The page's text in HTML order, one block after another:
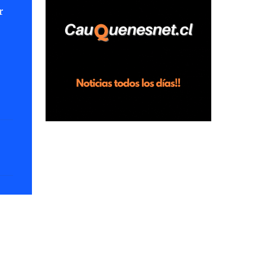
en el sector Dollimbuta, comuna de
Pelluhue. Allí, mientras se encontraba junto
plantación de frutillas, habría sostenido una